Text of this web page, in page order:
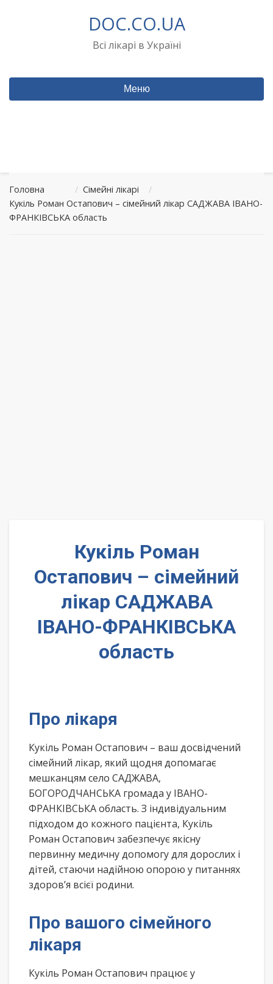
DOC.CO.UA
Всі лікарі в Україні
Меню
Головна / Сімейні лікарі
/
Кукіль Роман Остапович – сімейний лікар САДЖАВА ІВАНО-
ФРАНКІВСЬКА область
Кукіль Роман
Остапович – сімейний
лікар САДЖАВА
ІВАНО-ФРАНКІВСЬКА
область
Про лікаря
Кукіль Роман Остапович – ваш досвідчений
сімейний лікар, який щодня допомагає
мешканцям село САДЖАВА,
БОГОРОДЧАНСЬКА громада у ІВАНО-
ФРАНКІВСЬКА область. З індивідуальним
підходом до кожного пацієнта, Кукіль
Роман Остапович забезпечує якісну
первинну медичну допомогу для дорослих і
дітей, стаючи надійною опорою у питаннях
здоров’я всієї родини.
Про вашого сімейного
лікаря
Кукіль Роман Остапович працює у